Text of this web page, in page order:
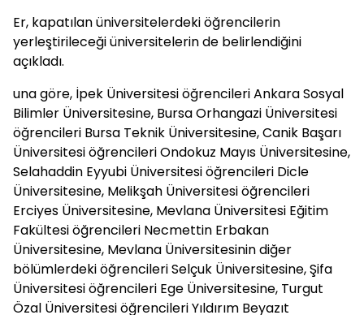
Er, kapatılan üniversitelerdeki öğrencilerin
yerleştirileceği üniversitelerin de belirlendiğini
açıkladı.
una göre, İpek Üniversitesi öğrencileri Ankara Sosyal
Bilimler Üniversitesine, Bursa Orhangazi Üniversitesi
öğrencileri Bursa Teknik Üniversitesine, Canik Başarı
Üniversitesi öğrencileri Ondokuz Mayıs Üniversitesine,
Selahaddin Eyyubi Üniversitesi öğrencileri Dicle
Üniversitesine, Melikşah Üniversitesi öğrencileri
Erciyes Üniversitesine, Mevlana Üniversitesi Eğitim
Fakültesi öğrencileri Necmettin Erbakan
Üniversitesine, Mevlana Üniversitesinin diğer
bölümlerdeki öğrencileri Selçuk Üniversitesine, Şifa
Üniversitesi öğrencileri Ege Üniversitesine, Turgut
Özal Üniversitesi öğrencileri Yıldırım Beyazıt